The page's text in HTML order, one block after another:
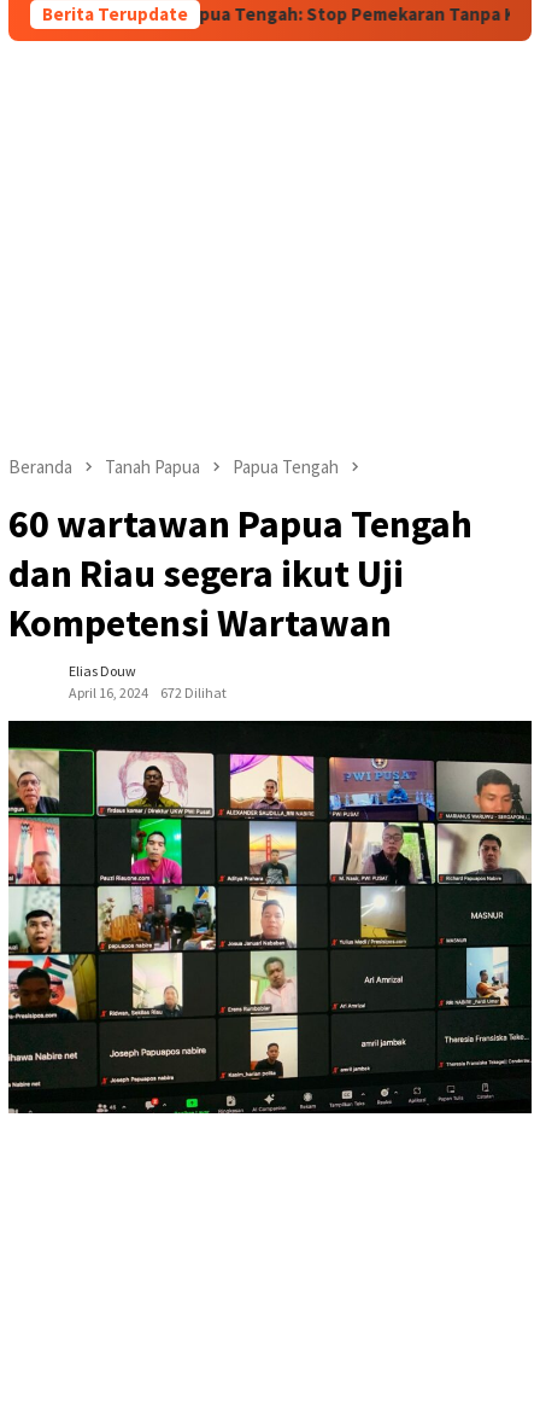
Berita Terupdate
Wagub Papua Tengah: Stop Pemekaran Tanpa Kajian dari
Beranda Tanah Papua Papua Tengah
60 wartawan Papua Tengah
dan Riau segera ikut Uji
Kompetensi Wartawan
Elias Douw
April 16, 2024
672 Dilihat